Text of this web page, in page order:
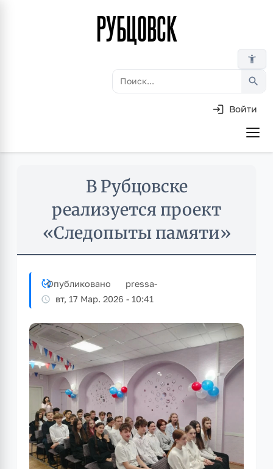
РУБЦОВСК
accessibility_new
search
Войти
В Рубцовске
реализуется проект
«Следопыты памяти»
Опубликовано pressa-
вт, 17 Мар. 2026 - 10:41